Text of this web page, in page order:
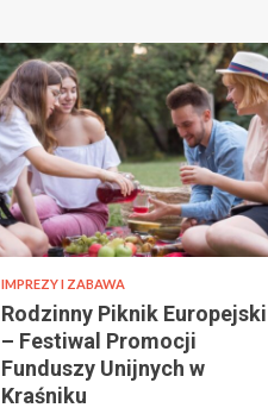
IMPREZY I ZABAWA
Rodzinny Piknik Europejski
– Festiwal Promocji
Funduszy Unijnych w
Kraśniku